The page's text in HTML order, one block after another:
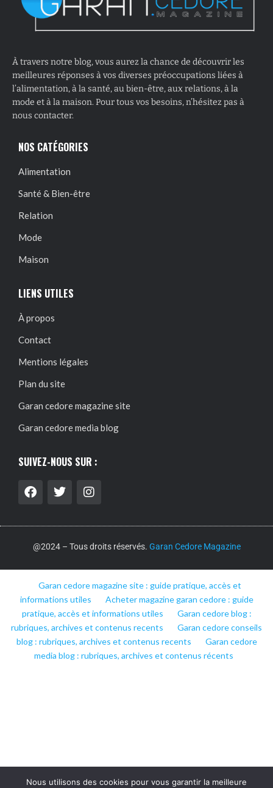
À travers notre blog, vous aurez la chance de découvrir les
meilleures réponses à vos diverses préoccupations liées à
l’alimentation, à la santé, au bien-être, aux relations, à la
mode et à la maison. Pour tous vos besoins, n’hésitez pas à
nous contacter.
NOS CATÉGORIES
Alimentation
Santé & Bien-être
Relation
Mode
Maison
LIENS UTILES
À propos
Contact
Mentions légales
Plan du site
Garan cedore magazine site
Garan cedore media blog
SUIVEZ-NOUS SUR :
@2024 – Tous droits réservés. Garan Cedore Magazine
Garan cedore magazine site : guide pratique, accès et
informations utiles
Acheter magazine garan cedore : guide
pratique, accès et informations utiles
Garan cedore blog :
rubriques, archives et contenus recents
Garan cedore conseils
blog : rubriques, archives et contenus recents
Garan cedore
media blog : rubriques, archives et contenus récents
Nous utilisons des cookies pour vous garantir la meilleure